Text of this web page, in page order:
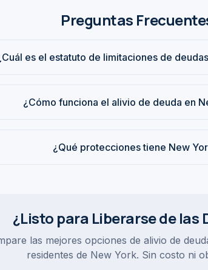
Preguntas
es el estatuto de limitaciones de
¿Cómo funciona el alivio de deuda en
¿Qué protecciones tiene New
¿Listo para Liberarse de las
las mejores opciones de alivio de
residentes de New York. Sin costo ni